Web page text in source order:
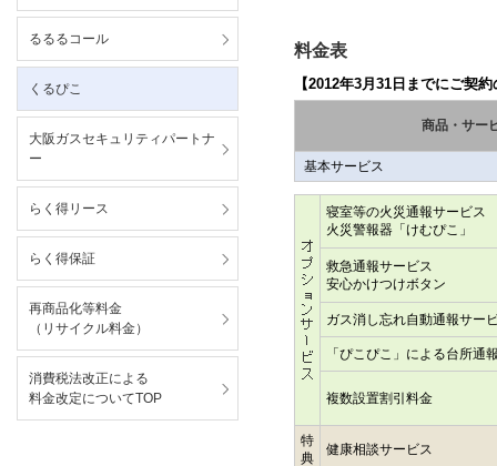
料金表
【2012年3月31日までにご契
商品・サー
基本サービス
寝室等の火災通報サービス
火災警報器「けむぴこ」
救急通報サービス
安心かけつけボタン
ガス消し忘れ自動通報サー
「ぴこぴこ」による台所通
複数設置割引料金
特
典
健康相談サービス
るるるコール
くるぴこ
大阪ガスセキュリティパートナ
ー
らく得リース
らく得保証
再商品化等料金
（リサイクル料金）
消費税法改正による
料金改定についてTOP